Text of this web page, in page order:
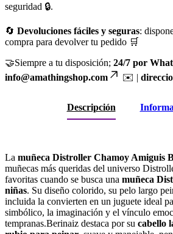
seguridad 🔒.
🔄 Devoluciones fáciles y seguras:
compra para devolver tu pedido 🛒
🤝Siempre a tu disposición; 24/7 por
info@amathingshop.com
✉️ |
Descripción
La muñeca Distroller Chamoy Amiguis
muñecas más queridas del universo
favoritas cuando se busca una muñeca
niñas. Su diseño colorido, su pelo largo
incluida la convierten en un juguete ideal
simbólico, la imaginación y el vínculo
tempranas.Berinaiz destaca por su cabello